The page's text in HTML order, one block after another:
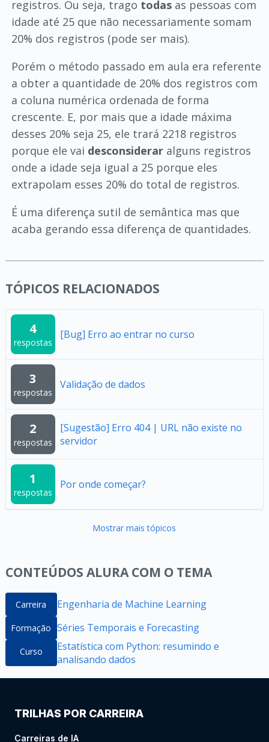
registros. Ou seja, trago todasas pessoas com
idade até 25 que não necessariamente somam
20% dos registros (pode ser mais).
Porém o método passado em aula era referente
a obter a quantidade de 20% dos registros com
a coluna numérica ordenada de forma
crescente. E, por mais que a idade máxima
desses 20% seja 25, ele trará 2218 registros
porque ele vai desconsideraralguns registros
onde a idade seja igual a 25 porque eles
extrapolam esses 20% do total de registros.
É uma diferença sutil de semântica mas que
acaba gerando essa diferença de quantidades.
TÓPICOS RELACIONADOS
4
respostas
[Bug] Erro ao entrar no curso
3
respostas
Validação de dados
2
respostas
[Sugestão] Erro 404 | URL não existe no
servidor
1
respostas
Por onde começar?
Mostrar mais tópicos
CONTEÚDOS ALURA COM O TEMA
Carreira Engenharia de Machine Learning
Formação Séries Temporais e Forecasting
Curso
Estatística com Python: resumindo e
analisando dados
TRILHAS POR CARREIRA
Carreiras de IA